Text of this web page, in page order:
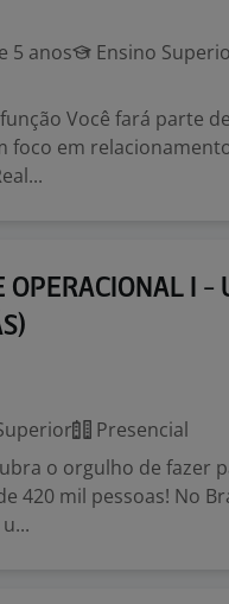
5 anos
Ensino
Você fará parte
foco em
OPERACIONAL I -
Presencial
o orgulho de fazer
420 mil pessoas! No